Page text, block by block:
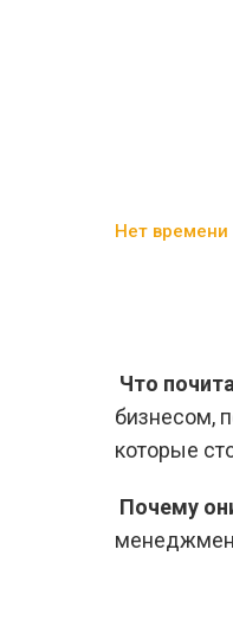
Нет времени
Что
бизнесом,
которые
Почему